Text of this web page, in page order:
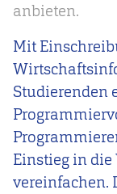
anbieten.
Mit
Studierenden
Einstieg in
vereinfachen.